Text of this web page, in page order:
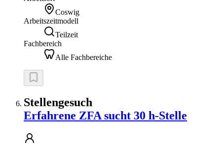
Coswig
Arbeitszeitmodell
Teilzeit
Fachbereich
Alle Fachbereiche
Stellengesuch
Erfahrene ZFA sucht 30 h-Stelle